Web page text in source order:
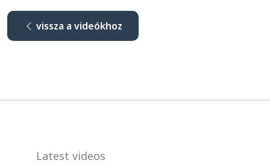
vissza a videókhoz
Latest videos